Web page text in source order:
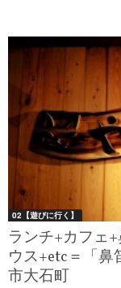
02【遊びに行く】
ランチ+カフェ
ウス+etc＝「鼻
市大石町